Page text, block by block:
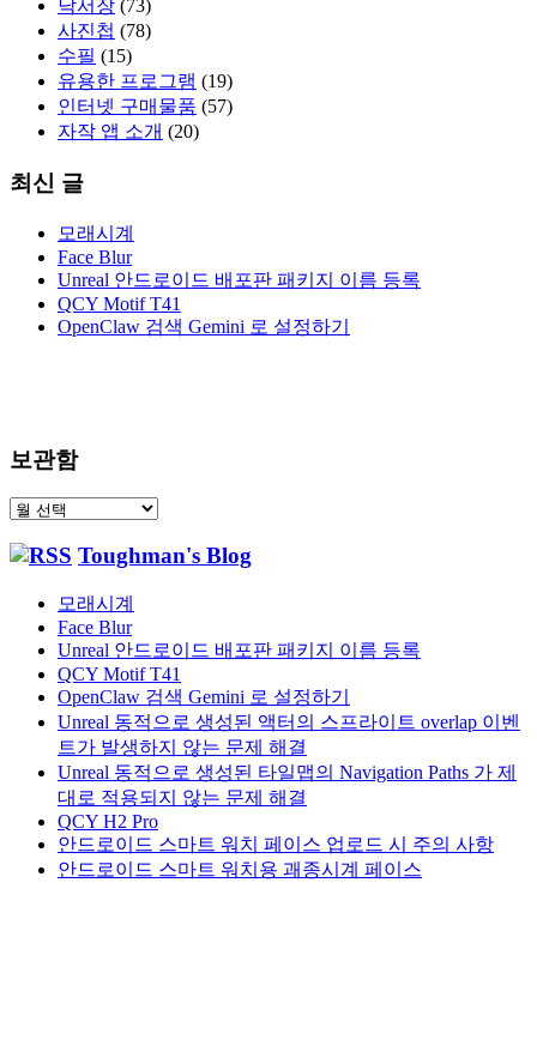
낙서장 (73)
사진첩 (78)
수필 (15)
유용한 프로그램 (19)
인터넷 구매물품 (57)
자작 앱 소개 (20)
최신 글
모래시계
Face Blur
Unreal 안드로이드 배포판 패키지 이름 등록
QCY Motif T41
OpenClaw 검색 Gemini 로 설정하기
보관함
보
함
Toughman's Blog
모래시계
Face Blur
Unreal 안드로이드 배포판 패키지 이름 등록
QCY Motif T41
OpenClaw 검색 Gemini 로 설정하기
Unreal 동적으로 생성된 액터의 스프라이트 overlap 이벤
트가 발생하지 않는 문제 해결
Unreal 동적으로 생성된 타일맵의 Navigation Paths 가 제
대로 적용되지 않는 문제 해결
QCY H2 Pro
안드로이드 스마트 워치 페이스 업로드 시 주의 사항
안드로이드 스마트 워치용 괘종시계 페이스